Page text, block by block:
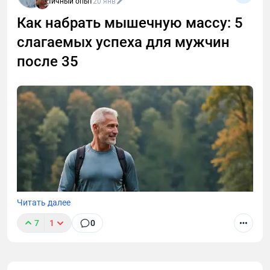
Как набрать мышечную массу: 5
слагаемых успеха для мужчин
после 35
Читать далее
7 1 0